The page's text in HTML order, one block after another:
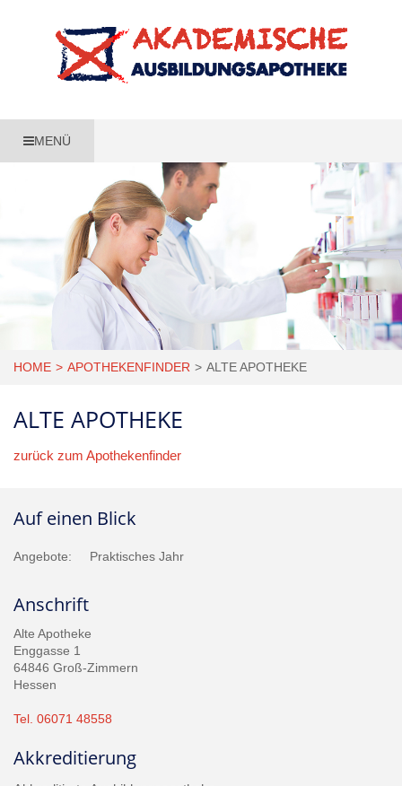
MENÜ
HOME APOTHEKENFINDER ALTE APOTHEKE
ALTE APOTHEKE
zurück zum Apothekenfinder
Auf einen Blick
Angebote: Praktisches Jahr
Anschrift
Alte Apotheke
Enggasse 1
64846 Groß-Zimmern
Hessen
Tel. 06071 48558
Akkreditierung